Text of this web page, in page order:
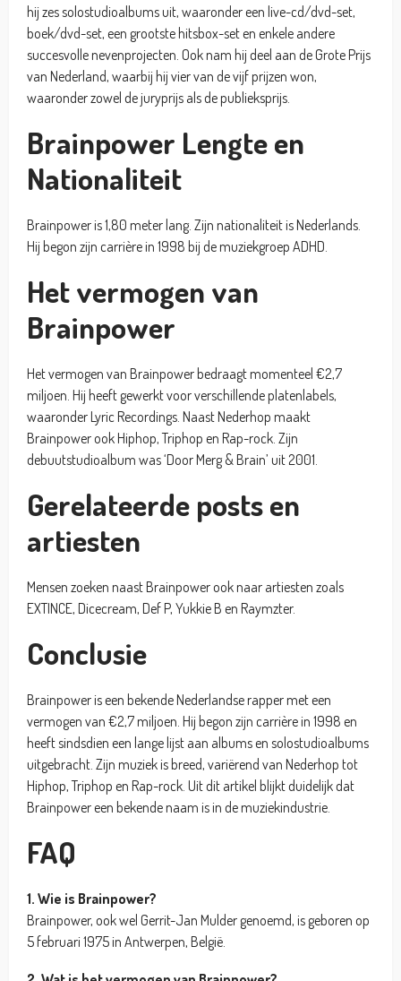
hij zes solostudioalbums uit, waaronder een live-cd/dvd-set,
boek/dvd-set, een grootste hitsbox-set en enkele andere
succesvolle nevenprojecten. Ook nam hij deel aan de Grote Prijs
van Nederland, waarbij hij vier van de vijf prijzen won,
waaronder zowel de juryprijs als de publieksprijs.
Brainpower Lengte en
Nationaliteit
Brainpower is 1,80 meter lang. Zijn nationaliteit is Nederlands.
Hij begon zijn carrière in 1998 bij de muziekgroep ADHD.
Het vermogen van
Brainpower
Het vermogen van Brainpower bedraagt momenteel €2,7
miljoen. Hij heeft gewerkt voor verschillende platenlabels,
waaronder Lyric Recordings. Naast Nederhop maakt
Brainpower ook Hiphop, Triphop en Rap-rock. Zijn
debuutstudioalbum was ‘Door Merg & Brain’ uit 2001.
Gerelateerde posts en
artiesten
Mensen zoeken naast Brainpower ook naar artiesten zoals
EXTINCE, Dicecream, Def P, Yukkie B en Raymzter.
Conclusie
Brainpower is een bekende Nederlandse rapper met een
vermogen van €2,7 miljoen. Hij begon zijn carrière in 1998 en
heeft sindsdien een lange lijst aan albums en solostudioalbums
uitgebracht. Zijn muziek is breed, variërend van Nederhop tot
Hiphop, Triphop en Rap-rock. Uit dit artikel blijkt duidelijk dat
Brainpower een bekende naam is in de muziekindustrie.
FAQ
1. Wie is Brainpower?
Brainpower, ook wel Gerrit-Jan Mulder genoemd, is geboren op
5 februari 1975 in Antwerpen, België.